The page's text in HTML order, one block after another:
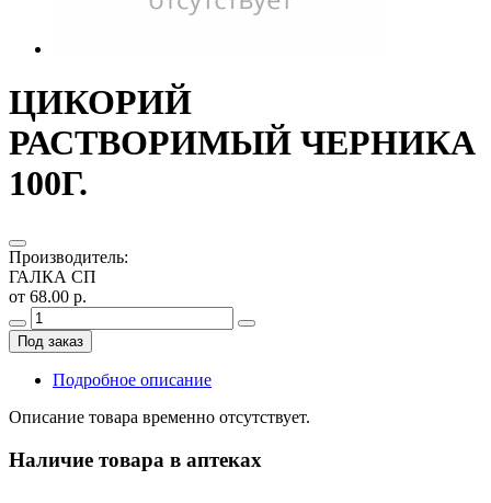
ЦИКОРИЙ
РАСТВОРИМЫЙ ЧЕРНИКА
100Г.
Производитель:
ГАЛКА СП
от 68.00 р.
Под заказ
Подробное описание
Описание товара временно отсутствует.
Наличие товара в аптеках